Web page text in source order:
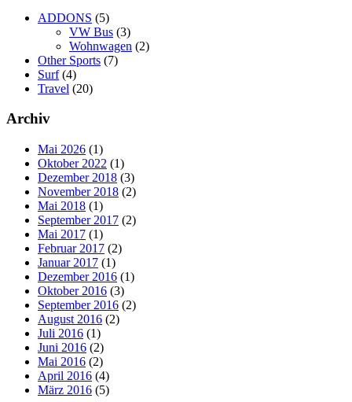
ADDONS (5)
VW Bus (3)
Wohnwagen (2)
Other Sports (7)
Surf(4)
Travel (20)
Archiv
Mai 2026 (1)
Oktober 2022 (1)
Dezember 2018 (3)
November 2018 (2)
Mai 2018 (1)
September 2017 (2)
Mai 2017 (1)
Februar 2017 (2)
Januar 2017 (1)
Dezember 2016 (1)
Oktober 2016 (3)
September 2016 (2)
August 2016 (2)
Juli 2016 (1)
Juni 2016 (2)
Mai 2016 (2)
April 2016 (4)
März 2016 (5)